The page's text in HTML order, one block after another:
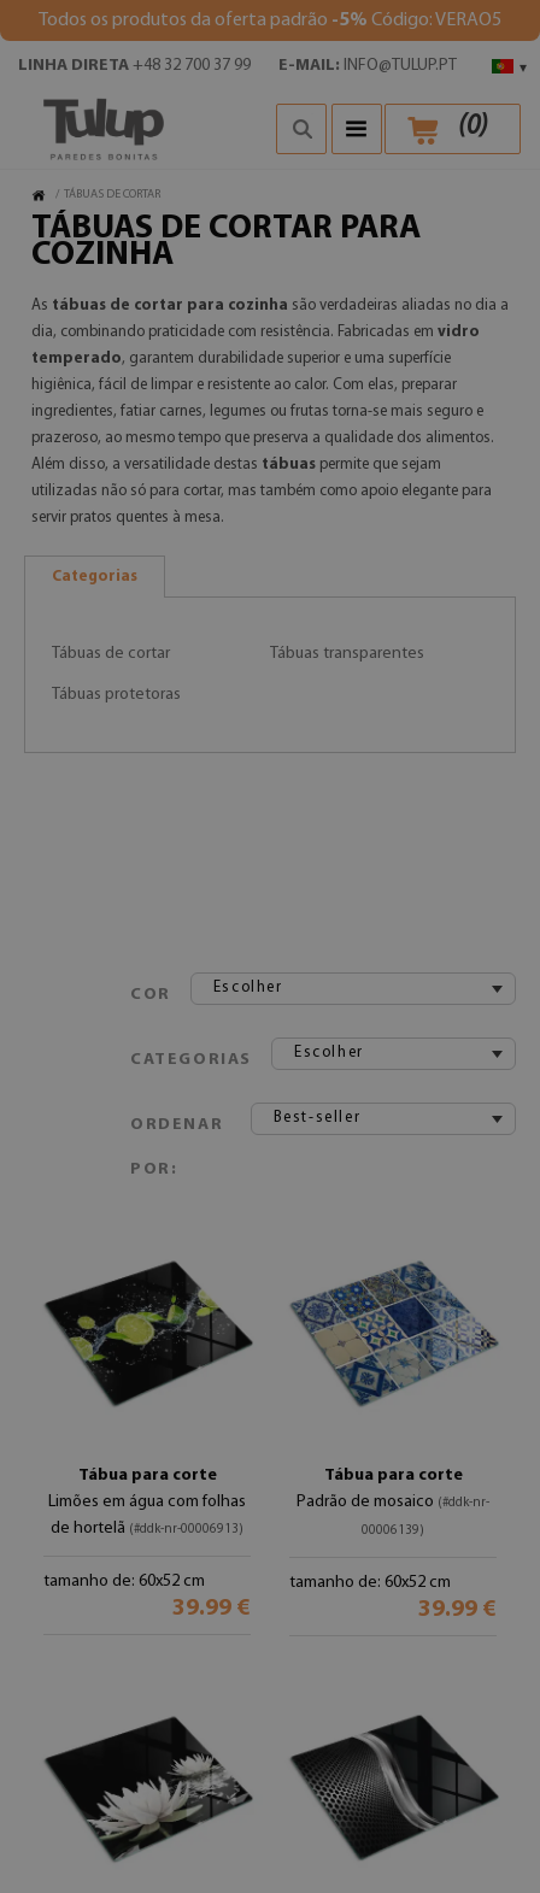
Todos os produtos da oferta padrão -5% Código: VERAO5
▾
LINHA DIRETA +48 32 700 37 99 E-MAIL: INFO@TULUP.PT
(0)
/ TÁBUAS DE CORTAR
TÁBUAS DE CORTAR PARA
COZINHA
As tábuas de cortar para cozinha são verdadeiras aliadas no dia a
dia, combinando praticidade com resistência. Fabricadas em vidro
temperado, garantem durabilidade superior e uma superfície
higiênica, fácil de limpar e resistente ao calor. Com elas, preparar
ingredientes, fatiar carnes, legumes ou frutas torna-se mais seguro e
prazeroso, ao mesmo tempo que preserva a qualidade dos alimentos.
Além disso, a versatilidade destas tábuas permite que sejam
utilizadas não só para cortar, mas também como apoio elegante para
servir pratos quentes à mesa.
Categorias
Tábuas de cortar Tábuas transparentes
Tábuas protetoras
COR Escolher
CATEGORIAS Escolher
ORDENAR
POR:
Best-seller
Tábua para corte
Limões em água com folhas
de hortelã (#ddk-nr-00006913)
tamanho de: 60x52 cm
39.99 €
Tábua para corte
Padrão de mosaico (#ddk-nr-
00006139)
tamanho de: 60x52 cm
39.99 €